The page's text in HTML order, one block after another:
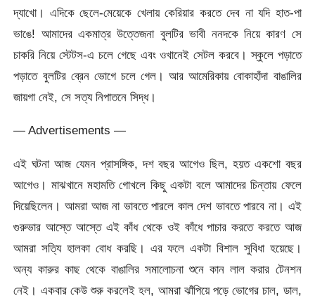
দ্যাখো। এদিকে ছেলে-মেয়েকে খেলায় কেরিয়ার করতে দেব না যদি হাত-পা
ভাঙে! আমাদের একমাত্র উত্তেজনা বুলটির ভাবী ননদকে নিয়ে কারণ সে
চাকরি নিয়ে স্টেটস-এ চলে গেছে এবং ওখানেই সেটল করবে। স্কুলে পড়াতে
পড়াতে বুলটির ব্রেন ভোগে চলে গেল। আর আমেরিকায় বোকাহাঁদা বাঙালির
জায়গা নেই, সে সত্য নিপাতনে সিদ্ধ।
— Advertisements —
এই ঘটনা আজ যেমন প্রাসঙ্গিক, দশ বছর আগেও ছিল, হয়ত একশো বছর
আগেও। মাঝখানে মহামতি গোখলে কিছু একটা বলে আমাদের চিন্তায় ফেলে
দিয়েছিলেন। আমরা আজ না ভাবতে পারলে কাল দেশ ভাবতে পারবে না। এই
গুরুভার আস্তে আস্তে এই কাঁধ থেকে ওই কাঁধে পাচার করতে করতে আজ
আমরা সত্যি হালকা বোধ করছি। এর ফলে একটা বিশাল সুবিধা হয়েছে।
অন্য কারুর কাছ থেকে বাঙালির সমালোচনা শুনে কান লাল করার টেনশন
নেই। একবার কেউ শুরু করলেই হল, আমরা ঝাঁপিয়ে পড়ে ভোগের চাল, ডাল,